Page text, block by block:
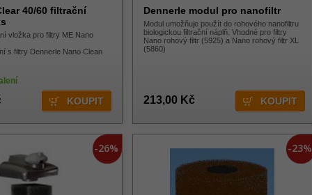
40/60 filtrační
vložka pro filtry ME Nano
s filtry Dennerle Nano Clean
Dennerle modul pro nanofiltr
Modul umožňuje použít do rohového nanofiltru
biologickou filtrační náplň. Vhodné pro filtry
Nano rohový filtr (5925) a Nano rohový filtr XL
(5860)
213,00 Kč
-26% -23%